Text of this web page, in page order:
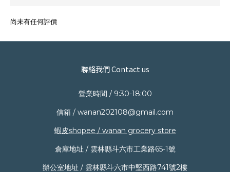
尚未有任何評價
聯絡我們 Contact us
營業時間 / 9:30-18:00
信箱 / wanan202108@gmail.com
蝦皮shopee / wanan grocery store
倉庫地址 / 雲林縣斗六市工業路65-1號
辦公室地址 / 雲林縣斗六市中堅西路741號2樓